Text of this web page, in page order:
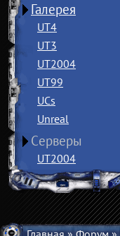
Галерея
UT4
UT3
UT2004
UT99
UCs
Unreal
Серверы
UT2004